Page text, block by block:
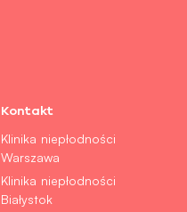
Kontakt
Klinika niepłodności
Warszawa
Klinika niepłodności
Białystok